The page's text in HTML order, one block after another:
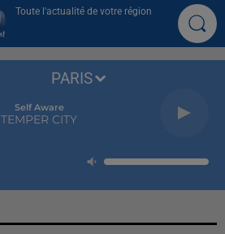
Toute l'actualité de votre région
Self Aware
TEMPER CITY
PARIS